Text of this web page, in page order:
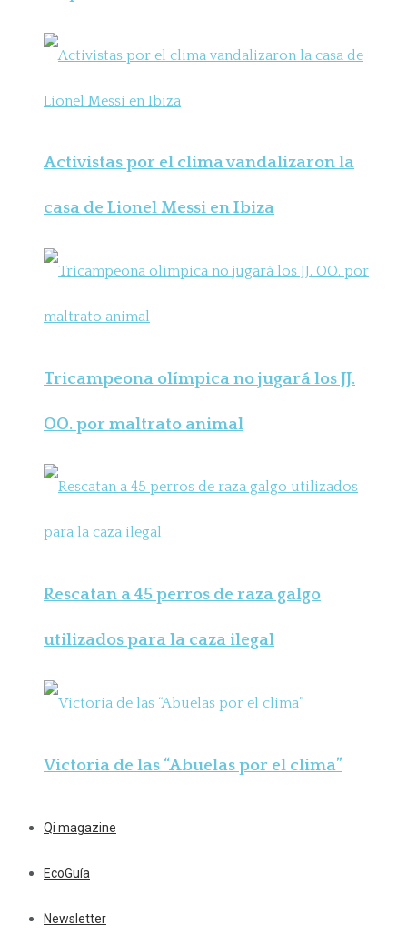
Activistas por el clima vandalizaron la
casa de Lionel Messi en Ibiza
Tricampeona olímpica no jugará los JJ.
OO. por maltrato animal
Rescatan a 45 perros de raza galgo
utilizados para la caza ilegal
Victoria de las “Abuelas por el clima”
Qi magazine
EcoGuía
Newsletter